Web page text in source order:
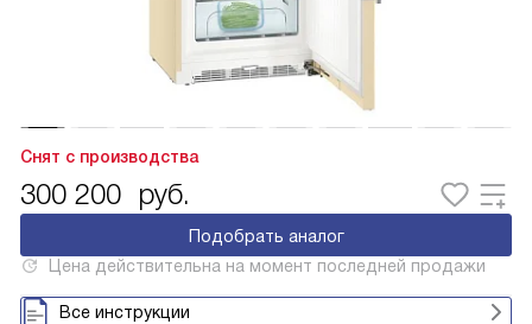
Снят с производства
300 200 руб.
Подобрать аналог
Цена действительна на момент последней продажи
Все инструкции